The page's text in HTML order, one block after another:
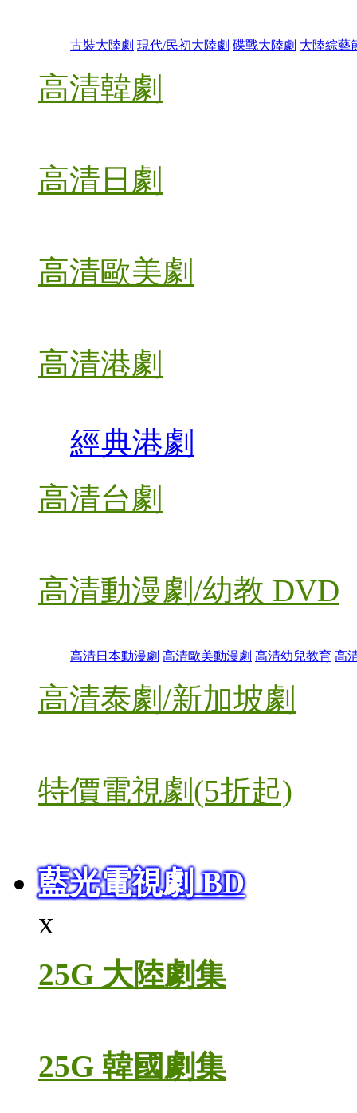
古裝大陸劇 現代/民初大陸劇 碟戰大陸劇 大陸綜藝
高清韓劇
高清日劇
高清歐美劇
高清港劇
經典港劇
高清台劇
高清動漫劇/幼教 DVD
高清日本動漫劇 高清歐美動漫劇 高清幼兒教育 高
高清泰劇/新加坡劇
特價電視劇(5折起)
藍光電視劇 BD
x
25G 大陸劇集
25G 韓國劇集